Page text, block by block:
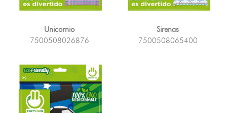
Unicornio
7500508026876
Sirenas
7500508065400